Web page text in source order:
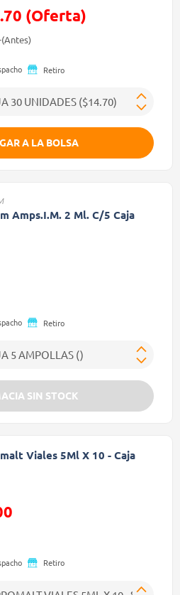
(Oferta)
reducido de
(Antes)(Oferta)
Retiro
A LA BOLSA
Amps.I.M. 2 Ml. C/5 Caja
Retiro
SIN STOCK
Viales 5Ml X 10 - Caja
reducido de
Retiro